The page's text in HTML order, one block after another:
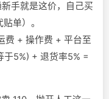
手就是这价，自己买
单）。
费 + 操作费 + 平台至
于5%) + 退货率5% =